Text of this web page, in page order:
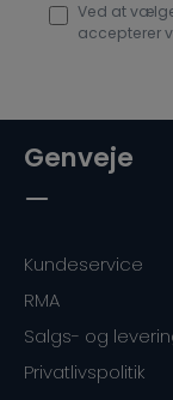
Ved at
accepterer
Genveje
Kundeservice
RMA
Salgs- og
Privatlivspolitik